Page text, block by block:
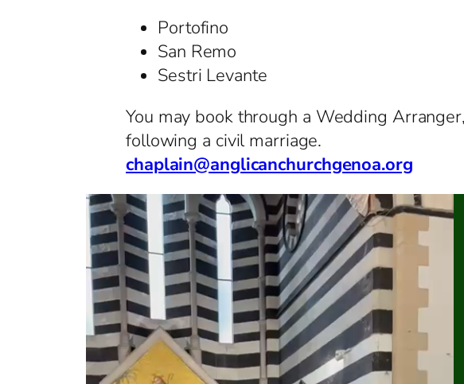
Portofino
San Remo
Sestri Levante
You may book through a Wedding
following a civil marriage.
chaplain@anglicanchurchgenoa.org